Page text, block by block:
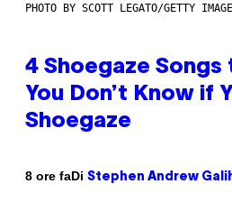
PHOTO BY SCOTT LEGATO/GETTY
4 Shoegaze
You Don’t Know if
Shoegaze
8 ore faDi Stephen Andrew